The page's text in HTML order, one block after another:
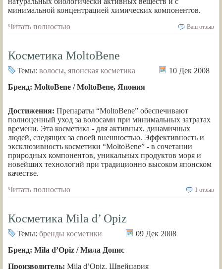
минимальной концентрацией химических компонентов.
Читать полностью
Ваш отзыв
Косметика MoltoBene
Темы: волосы, японская косметика
10 Дек 2008
Бренд: MoltoBene / MoltoBene, Япония
Достижения: Препараты “MoltoBene” обеспечивают
полноценный уход за волосами при минимальных затратах
времени. Эта косметика - для активных, динамичных
людей, следящих за своей внешностью. Эффективность и
эксклюзивность косметики “MoltoBene” - в сочетании
природных компонентов, уникальных продуктов моря и
новейших технологий при традиционно высоком японском
качестве.
Читать полностью
1 отзыв
Косметика Mila d’ Opiz
Темы: бренды косметики
09 Дек 2008
Бренд: Mila d’Opiz / Мила Допис
Производитель: Mila d’Opiz, Швейцария